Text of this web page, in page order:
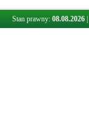
Stan prawny: 08.08.2026